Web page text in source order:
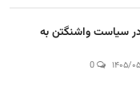
سیاست واشنگتن به
۰۵/۱۲